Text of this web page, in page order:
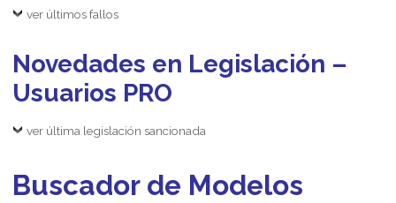
ver últimos fallos
Novedades en Legislación –
Usuarios PRO
ver última legislación sancionada
Buscador de Modelos